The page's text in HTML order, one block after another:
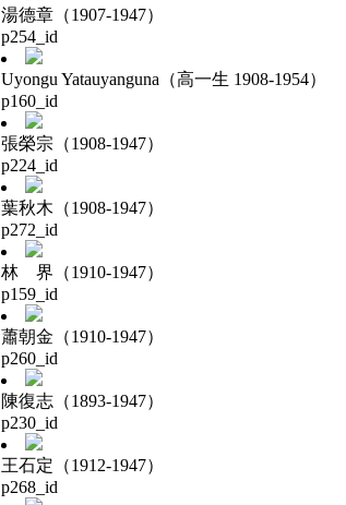
湯德章（1907-1947）
p254_id
Uyongu Yatauyanguna（高一生 1908-1954）
p160_id
張榮宗（1908-1947）
p224_id
葉秋木（1908-1947）
p272_id
林 界（1910-1947）
p159_id
蕭朝金（1910-1947）
p260_id
陳復志（1893-1947）
p230_id
王石定（1912-1947）
p268_id